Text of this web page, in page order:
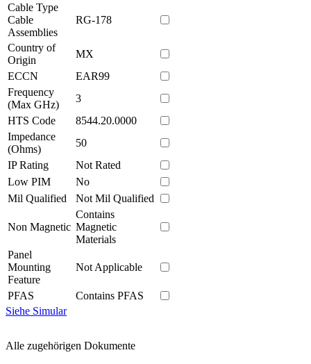
Cable Type
Cable
Assemblies
RG-178
Country of
Origin
MX
ECCN
EAR99
Frequency
(Max GHz)
3
HTS Code
8544.20.0000
Impedance
(Ohms)
50
IP Rating
Not Rated
Low PIM
No
Mil Qualified
Not Mil Qualified
Non Magnetic
Contains
Magnetic
Materials
Panel
Mounting
Feature
Not Applicable
PFAS
Contains PFAS
Siehe Simular
Alle zugehörigen Dokumente